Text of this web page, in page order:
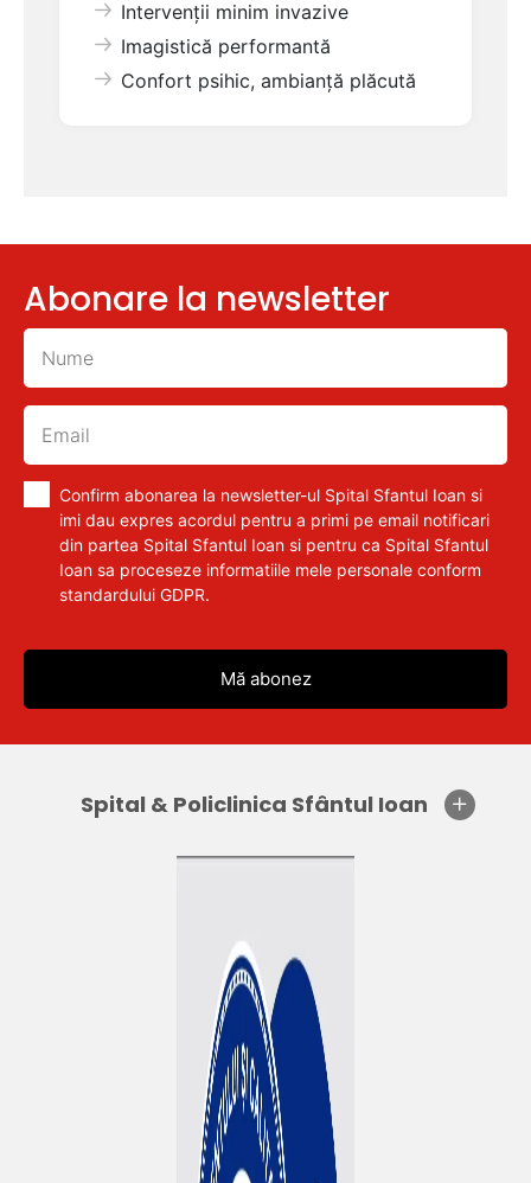
Intervenții minim invazive
Imagistică performantă
Confort psihic, ambianță plăcută
Abonare la newsletter
Confirm abonarea la newsletter-ul Spital Sfantul Ioan si
imi dau expres acordul pentru a primi pe email notificari
din partea Spital Sfantul Ioan si pentru ca Spital Sfantul
Ioan sa proceseze informatiile mele personale conform
standardului GDPR.
Spital & Policlinica Sfântul Ioan